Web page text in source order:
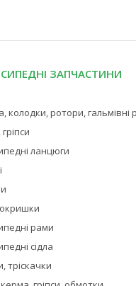
ЗАПЧАСТИНИ
колодки, ротори, гальмівні
ланцюги
рами
сідла
тріскачки